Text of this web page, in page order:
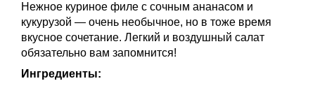
Нежное куриное филе с сочным ананасом и
кукурузой — очень необычное, но в тоже время
вкусное сочетание. Легкий и воздушный салат
обязательно вам запомнится!
Ингредиенты: